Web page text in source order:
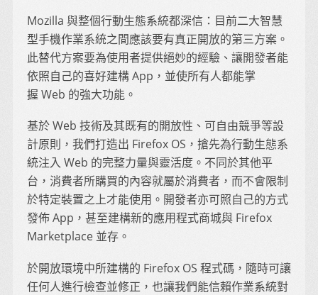
Mozilla 與整個行動生態系統都深信：目前二大智慧
型手機作業系統之間應該要有真正開放的第三方案。
此替代方案要為使用者提供絕妙的經驗、讓開發者能
依照自己的喜好建構 App，並使所有人都能掌
握 Web 的強大功能。
基於 Web 技術及其既有的開放性、可自由競爭等設
計原則，我們打造出 Firefox OS，搶先為行動生態系
統注入 Web 的完整力量與靈活度。不同於其他平
台，消費者所購買的內容就屬於消費者，而不會限制
於特定裝置之上才能使用。開發者亦可照自己的方式
發佈 App，甚至建構新的應用程式商城與 Firefox
Marketplace 並存。
於開放環境中所建構的 Firefox OS 程式碼，隨時可讓
任何人進行檢查並修正，也讓我們能信賴作業系統對